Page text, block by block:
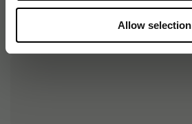
Allow selection